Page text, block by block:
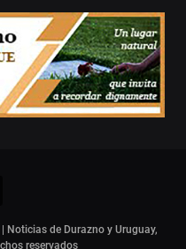
Noticias de Durazno y Uruguay,
reservados